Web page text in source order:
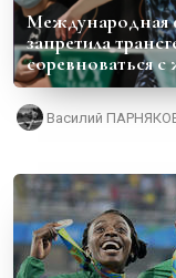
Международная
запретила
соревноваться
Василий